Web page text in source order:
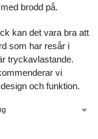
brodd på.
kan det vara bra att
som har resår i
tryckavlastande.
vi
och funktion.